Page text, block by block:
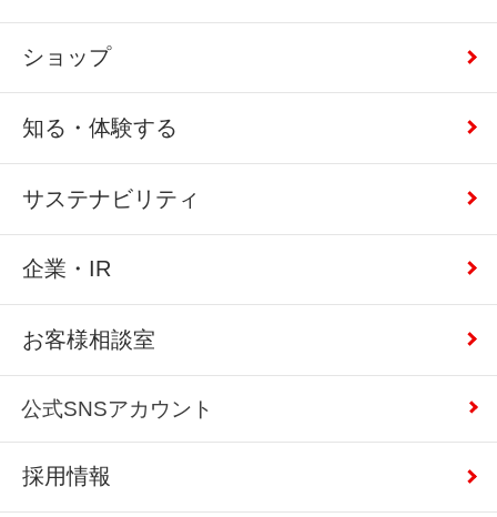
ショップ
知る・体験する
サステナビリティ
企業・IR
お客様相談室
公式SNSアカウント
採用情報